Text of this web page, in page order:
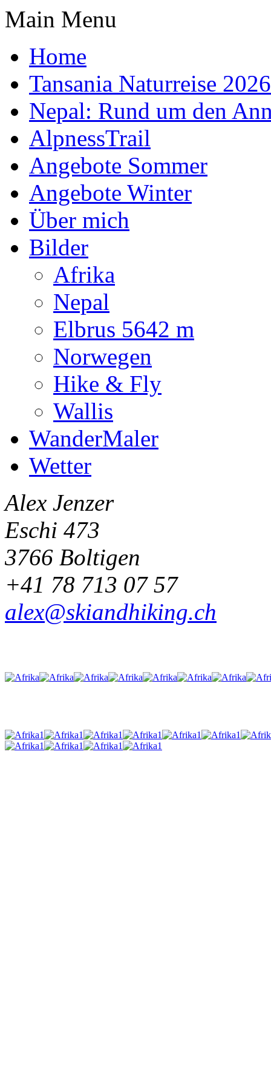
Main Menu
Home
Tansania Naturreise 2026
Nepal: Rund um den
AlpnessTrail
Angebote Sommer
Angebote Winter
Über mich
Bilder
Afrika
Nepal
Elbrus 5642 m
Norwegen
Hike & Fly
Wallis
WanderMaler
Wetter
Alex Jenzer
Eschi 473
3766 Boltigen
+41 78 713 07 57
alex@skiandhiking.ch